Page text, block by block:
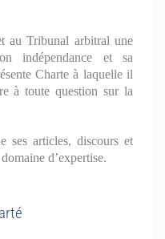
au Tribunal arbitral une
indépendance et sa
Charte à laquelle il
à toute question sur la
ses articles, discours et
d’expertise.